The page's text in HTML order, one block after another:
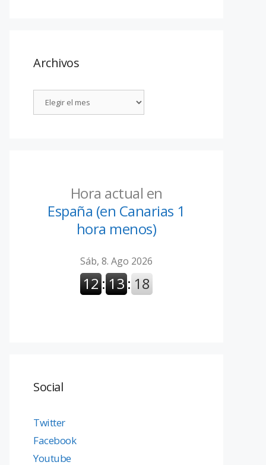
Archivos
Hora actual en
España (en Canarias 1
hora menos)
Social
Twitter
Facebook
Youtube